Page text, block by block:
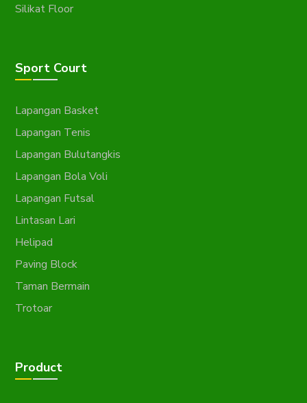
Silikat Floor
Sport Court
Lapangan Basket
Lapangan Tenis
Lapangan Bulutangkis
Lapangan Bola Voli
Lapangan Futsal
Lintasan Lari
Helipad
Paving Block
Taman Bermain
Trotoar
Product